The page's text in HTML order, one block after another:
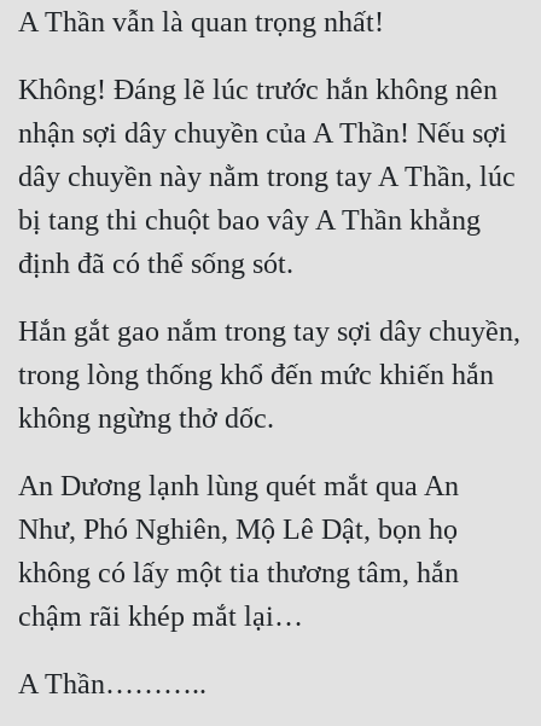
A Thần vẫn là quan trọng nhất!
Không! Đáng lẽ lúc trước hắn không nên
nhận sợi dây chuyền của A Thần! Nếu sợi
dây chuyền này nằm trong tay A Thần, lúc
bị tang thi chuột bao vây A Thần khẳng
định đã có thể sống sót.
Hắn gắt gao nắm trong tay sợi dây chuyền,
trong lòng thống khổ đến mức khiến hắn
không ngừng thở dốc.
An Dương lạnh lùng quét mắt qua An
Như, Phó Nghiên, Mộ Lê Dật, bọn họ
không có lấy một tia thương tâm, hắn
chậm rãi khép mắt lại…
A Thần………..